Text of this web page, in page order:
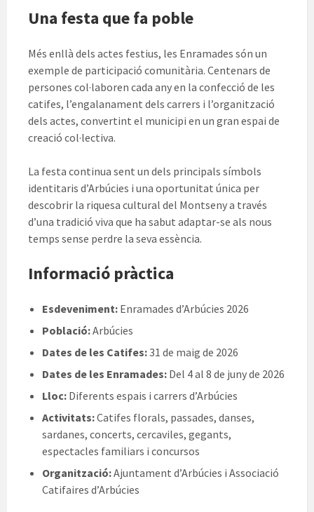
Una festa que fa poble
Més enllà dels actes festius, les Enramades són un
exemple de participació comunitària. Centenars de
persones col·laboren cada any en la confecció de les
catifes, l’engalanament dels carrers i l’organització
dels actes, convertint el municipi en un gran espai de
creació col·lectiva.
La festa continua sent un dels principals símbols
identitaris d’Arbúcies i una oportunitat única per
descobrir la riquesa cultural del Montseny a través
d’una tradició viva que ha sabut adaptar-se als nous
temps sense perdre la seva essència.
Informació pràctica
Esdeveniment: Enramades d’Arbúcies 2026
Població:Arbúcies
Dates de les Catifes:31 de maig de 2026
Dates de les Enramades: Del 4 al 8 de juny de 2026
Lloc: Diferents espais i carrers d’Arbúcies
Activitats:Catifes florals, passades, danses,
sardanes, concerts, cercaviles, gegants,
espectacles familiars i concursos
Organització:Ajuntament d’Arbúcies i Associació
Catifaires d’Arbúcies